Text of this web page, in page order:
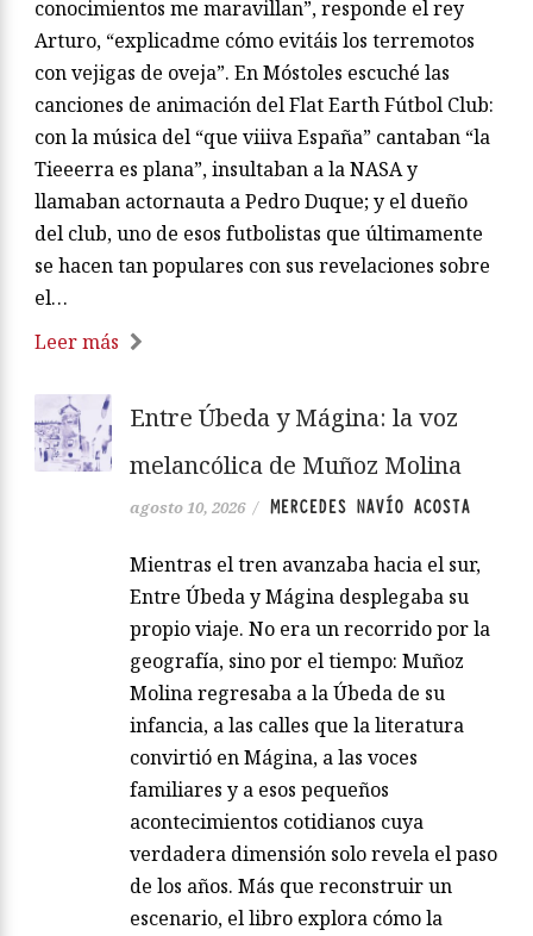
conocimientos me maravillan”, responde el rey
Arturo, “explicadme cómo evitáis los terremotos
con vejigas de oveja”. En Móstoles escuché las
canciones de animación del Flat Earth Fútbol Club:
con la música del “que viiiva España” cantaban “la
Tieeerra es plana”, insultaban a la NASA y
llamaban actornauta a Pedro Duque; y el dueño
del club, uno de esos futbolistas que últimamente
se hacen tan populares con sus revelaciones sobre
el…
Leer más
Entre Úbeda y Mágina: la voz
melancólica de Muñoz Molina
agosto 10, 2026 / MERCEDES NAVÍO ACOSTA
Mientras el tren avanzaba hacia el sur,
Entre Úbeda y Mágina desplegaba su
propio viaje. No era un recorrido por la
geografía, sino por el tiempo: Muñoz
Molina regresaba a la Úbeda de su
infancia, a las calles que la literatura
convirtió en Mágina, a las voces
familiares y a esos pequeños
acontecimientos cotidianos cuya
verdadera dimensión solo revela el paso
de los años. Más que reconstruir un
escenario, el libro explora cómo la